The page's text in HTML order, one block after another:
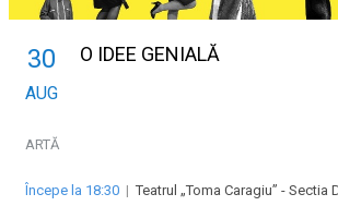
30
AUG
O IDEE GENIALĂ
ARTĂ
Începe la 18:30 |Teatrul „Toma Caragiu” - Sectia